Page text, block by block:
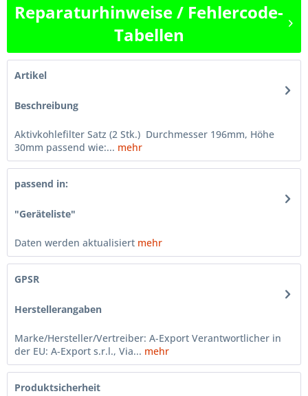
Reparaturhinweise / Fehlercode-
Tabellen
Artikel
Beschreibung
Aktivkohlefilter Satz (2 Stk.) Durchmesser 196mm, Höhe
30mm passend wie:... mehr
passend in:
"Geräteliste"
Daten werden aktualisiert mehr
GPSR
Herstellerangaben
Marke/Hersteller/Vertreiber: A-Export Verantwortlicher in
der EU: A-Export s.r.l., Via... mehr
Produktsicherheit